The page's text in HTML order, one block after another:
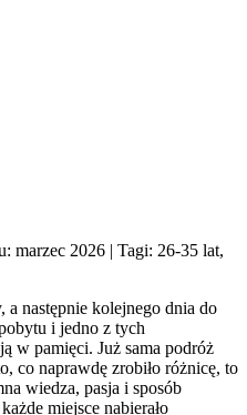
marzec 2026 | Tagi: 26-35 lat,
a następnie kolejnego dnia do
i jedno z tych
w pamięci. Już sama podróż
co naprawdę zrobiło różnicę, to
wiedza, pasja i sposób
miejsce nabierało